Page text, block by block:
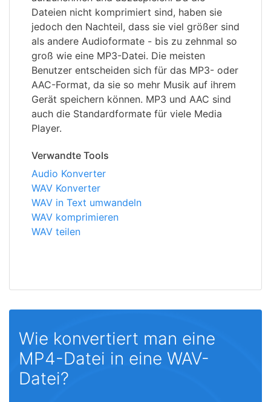
Dateien nicht komprimiert sind, haben sie
jedoch den Nachteil, dass sie viel größer sind
als andere Audioformate - bis zu zehnmal so
groß wie eine MP3-Datei. Die meisten
Benutzer entscheiden sich für das MP3- oder
AAC-Format, da sie so mehr Musik auf ihrem
Gerät speichern können. MP3 und AAC sind
auch die Standardformate für viele Media
Player.
Verwandte Tools
Audio Konverter
WAV Konverter
WAV in Text umwandeln
WAV komprimieren
WAV teilen
Wie konvertiert man eine
MP4-Datei in eine WAV-
Datei?